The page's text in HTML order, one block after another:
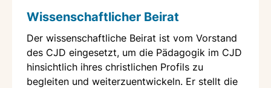
Wissenschaftlicher Beirat
Der wissenschaftliche Beirat ist vom Vorstand
des CJD eingesetzt, um die Pädagogik im CJD
hinsichtlich ihres christlichen Profils zu
begleiten und weiterzuentwickeln. Er stellt die